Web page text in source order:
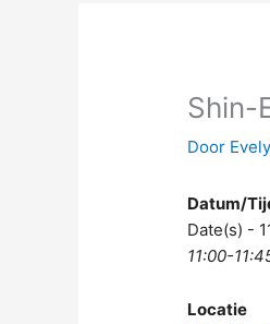
Shin-
Door
Datum/
Date(s) -
11:00-
Locatie